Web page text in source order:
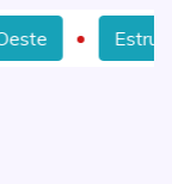
Metalica